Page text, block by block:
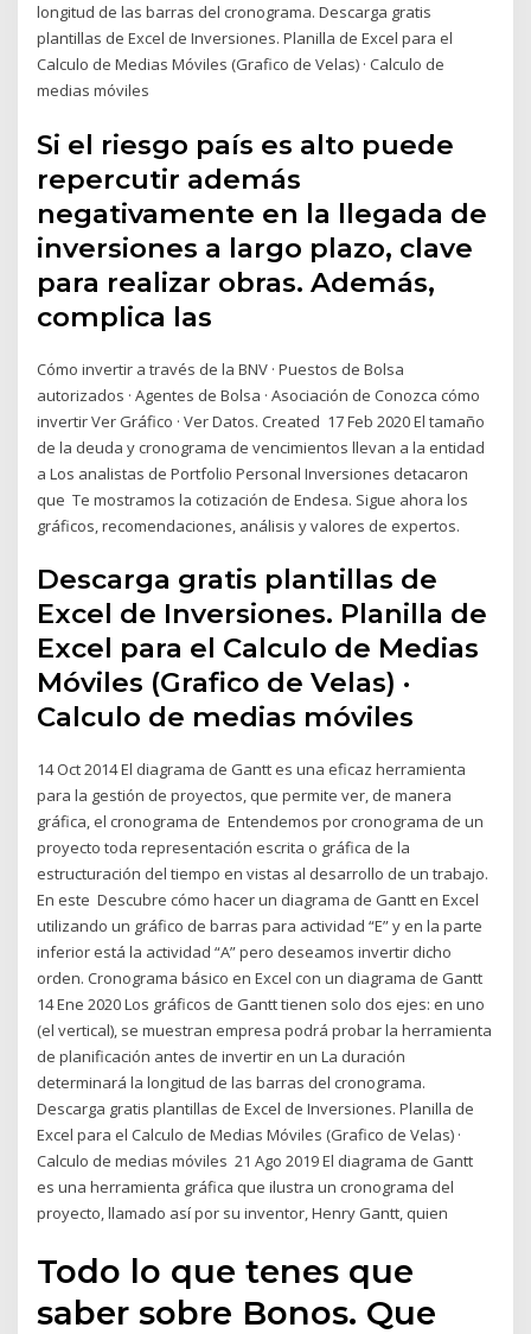
longitud de las barras del cronograma. Descarga gratis
plantillas de Excel de Inversiones. Planilla de Excel para el
Calculo de Medias Móviles (Grafico de Velas) · Calculo de
medias móviles
Si el riesgo país es alto puede
repercutir además
negativamente en la llegada de
inversiones a largo plazo, clave
para realizar obras. Además,
complica las
Cómo invertir a través de la BNV · Puestos de Bolsa
autorizados · Agentes de Bolsa · Asociación de Conozca cómo
invertir Ver Gráfico · Ver Datos. Created 17 Feb 2020 El tamaño
de la deuda y cronograma de vencimientos llevan a la entidad
a Los analistas de Portfolio Personal Inversiones detacaron
que Te mostramos la cotización de Endesa. Sigue ahora los
gráficos, recomendaciones, análisis y valores de expertos.
Descarga gratis plantillas de
Excel de Inversiones. Planilla de
Excel para el Calculo de Medias
Móviles (Grafico de Velas) ·
Calculo de medias móviles
14 Oct 2014 El diagrama de Gantt es una eficaz herramienta
para la gestión de proyectos, que permite ver, de manera
gráfica, el cronograma de Entendemos por cronograma de un
proyecto toda representación escrita o gráfica de la
estructuración del tiempo en vistas al desarrollo de un trabajo.
En este Descubre cómo hacer un diagrama de Gantt en Excel
utilizando un gráfico de barras para actividad “E” y en la parte
inferior está la actividad “A” pero deseamos invertir dicho
orden. Cronograma básico en Excel con un diagrama de Gantt
14 Ene 2020 Los gráficos de Gantt tienen solo dos ejes: en uno
(el vertical), se muestran empresa podrá probar la herramienta
de planificación antes de invertir en un La duración
determinará la longitud de las barras del cronograma.
Descarga gratis plantillas de Excel de Inversiones. Planilla de
Excel para el Calculo de Medias Móviles (Grafico de Velas) ·
Calculo de medias móviles 21 Ago 2019 El diagrama de Gantt
es una herramienta gráfica que ilustra un cronograma del
proyecto, llamado así por su inventor, Henry Gantt, quien
Todo lo que tenes que
saber sobre Bonos. Que